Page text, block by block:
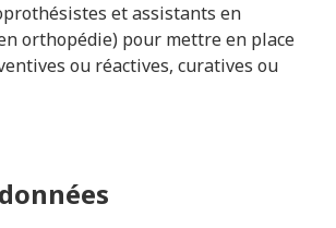
et assistants en
orthopédie) pour mettre en place
ou réactives, curatives ou